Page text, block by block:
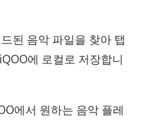
된 음악 파일을 찾아 탭
에 로컬로 저장합니
에서 원하는 음악 플레